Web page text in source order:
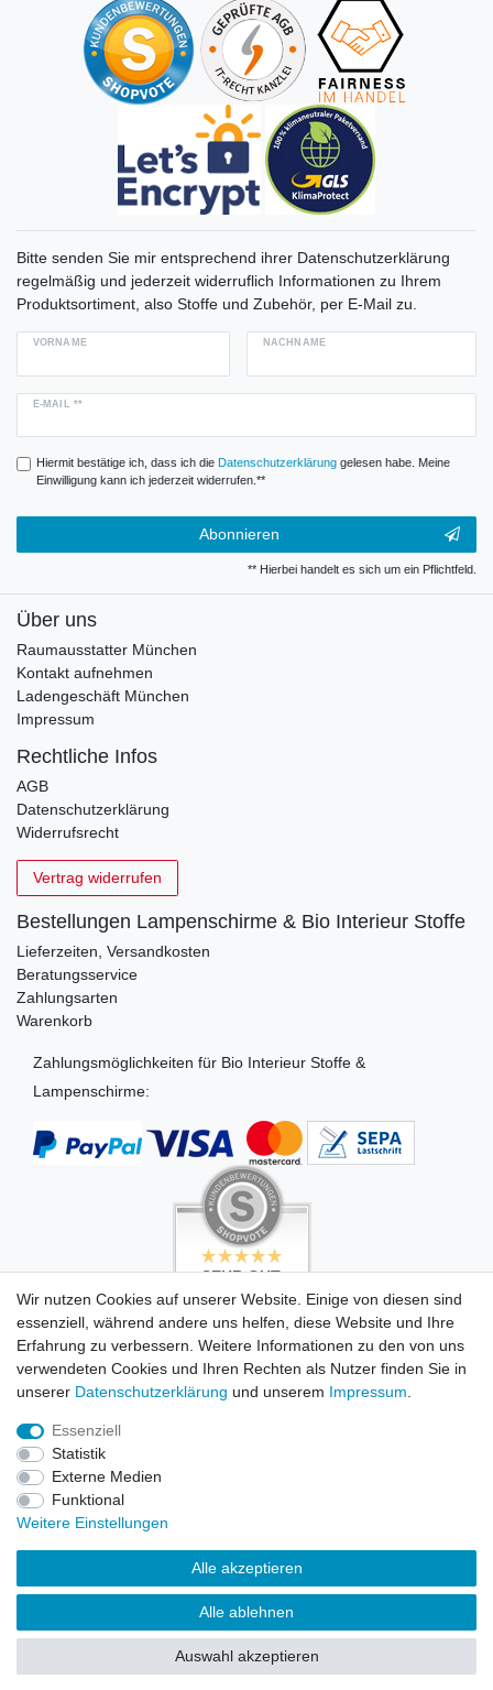
Bitte senden Sie mir entsprechend ihrer Datenschutzerklärung
regelmäßig und jederzeit widerruflich Informationen zu Ihrem
Produktsortiment, also Stoffe und Zubehör, per E-Mail zu.
VORNAME NACHNAME
E-MAIL **
Hiermit bestätige ich, dass ich die Daten­schutz­erklärunggelesen habe. Meine
Einwilligung kann ich jederzeit widerrufen.**
Abonnieren
** Hierbei handelt es sich um ein Pflichtfeld.
Über uns
Raumausstatter München
Kontakt aufnehmen
Ladengeschäft München
Impressum
Rechtliche Infos
AGB
Datenschutzerklärung
Widerrufsrecht
Vertrag widerrufen
Bestellungen Lampenschirme & Bio Interieur Stoffe
Lieferzeiten, Versandkosten
Beratungsservice
Zahlungsarten
Warenkorb
Zahlungsmöglichkeiten für Bio Interieur Stoffe &
Lampenschirme:
SEHR GUT
5 / 5
bei: dawanda.com,
dawanda.com,
google.de
SEHR GUT
4.99 / 5
bei: dawanda.com,
google.com
© Copyright 2026 Blue Octopus Design GmbH. Alle Rechte
vorbehalten.
Siegesstraße 21, 80802 München
Tel. 089 85636693
Wir nutzen Cookies auf unserer Website. Einige von diesen sind
essenziell, während andere uns helfen, diese Website und Ihre
Erfahrung zu verbessern. Weitere Informationen zu den von uns
verwendeten Cookies und Ihren Rechten als Nutzer finden Sie in
unserer Daten­schutz­erklärung und unserem Impressum
Essenziell
Statistik
Externe Medien
Funktional
Weitere Einstellungen
Alle akzeptieren
Alle ablehnen
Auswahl akzeptieren